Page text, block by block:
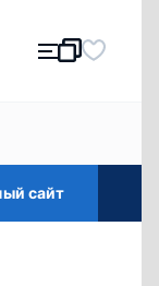
сайт